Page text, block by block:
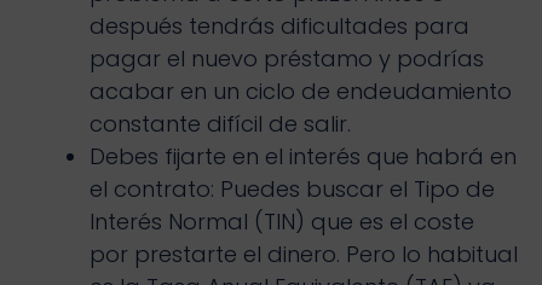
después tendrás dificultades para
pagar el nuevo préstamo y podrías
acabar en un ciclo de endeudamiento
constante difícil de salir.
Debes fijarte en el interés que habrá en
el contrato: Puedes buscar el Tipo de
Interés Normal (TIN) que es el coste
por prestarte el dinero. Pero lo habitual